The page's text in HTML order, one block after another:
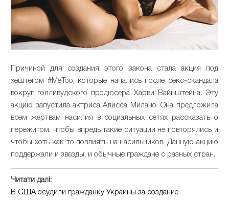
Причиной для создания этого закона стала акция под
хештегом #MeToo, которые начались после секс-скандала
вокруг голливудского продюсера Харви Вайнштейна. Эту
акцию запустила актриса Алисса Милано. Она предложила
всем жертвам насилия в социальных сетях рассказать о
пережитом, чтобы впредь такие ситуации не повторялись и
чтобы хоть как-то повлиять на насильников. Данную акцию
поддержали и звезды, и обычные граждане с разных стран.
Читати далі:
В США осудили гражданку Украины за создание